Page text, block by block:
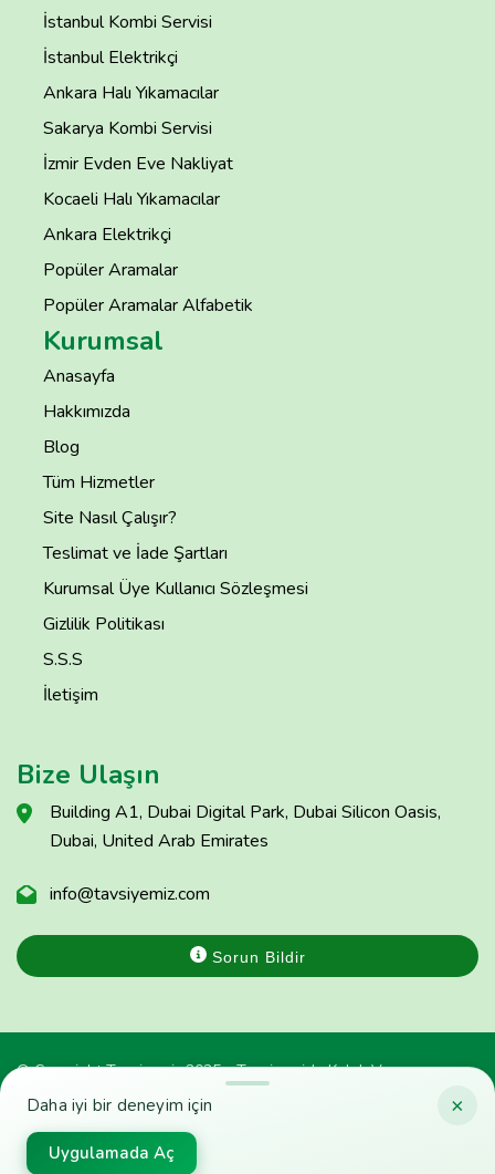
×
Daha iyi bir deneyim için
Uygulamada Aç
İstanbul Kombi Servisi
İstanbul Elektrikçi
Ankara Halı Yıkamacılar
Sakarya Kombi Servisi
İzmir Evden Eve Nakliyat
Kocaeli Halı Yıkamacılar
Ankara Elektrikçi
Popüler Aramalar
Popüler Aramalar Alfabetik
Kurumsal
Anasayfa
Hakkımızda
Blog
Tüm Hizmetler
Site Nasıl Çalışır?
Teslimat ve İade Şartları
Kurumsal Üye Kullanıcı Sözleşmesi
Gizlilik Politikası
S.S.S
İletişim
Bize Ulaşın
Building A1, Dubai Digital Park, Dubai Silicon Oasis,
Dubai, United Arab Emirates
info@tavsiyemiz.com
Sorun Bildir
© Copyright Tavsiyemiz 2025 - Tavsiyemiz'e Kulak Ver